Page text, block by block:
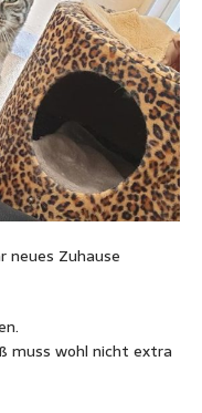
neues Zuhause
muss wohl nicht extra